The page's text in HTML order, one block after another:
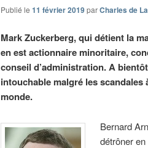
Publié le 11 février 2019parCharles de
Mark Zuckerberg, qui détient la
en est actionnaire minoritaire,
conseil d’administration. A
intouchable malgré les
monde.
Bernard
détrôner